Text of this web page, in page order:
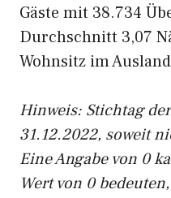
Gäste mit 38.734
Durchschnitt 3,07
Wohnsitz im
Hinweis: Stichtag
31.12.2022, soweit
Eine Angabe von 0
Wert von 0